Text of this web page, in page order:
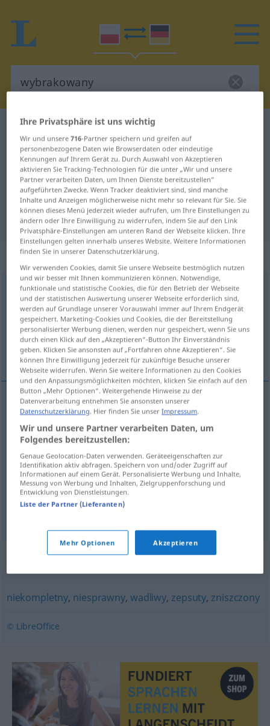
Polnisch-Deutsch Wörterbuch
Polnisch-Deutsch Übersetzung für
"wybrakowany"
"wybrakowany" Deutsch
Übersetzung
„wybrakowany“
wybrakowany
Übersicht aller Übersetzungen
(Für mehr Details die Übersetzung anklicken/antippen)
Ausschussware Mängelexemplar
Beispiele
towarmwybrakowany
Ausschusswaref
egzemplarzmwybrakowany
Mängelexemplarn
Synonyme für "wybrakowany"
niekompletny, niesprawny,wadliwy, zepsuty, zniszczony
© LibreOffice
Ihre Privatsphäre ist uns wichtig
Wir und unsere716-Partner speichern und greifen auf
personenbezogene Daten wie Browserdaten oder eindeutige
Kennungen auf Ihrem Gerät zu. Durch Auswahl von Akzeptieren
aktivieren Sie Tracking-Technologien für die unter „Wir und unsere
Partner verarbeiten Daten, um Ihnen Dienste bereitzustellen“
aufgeführten Zwecke. Wenn Tracker deaktiviert sind, sind manche
Inhalte und Anzeigen möglicherweise nicht mehr so relevant für Sie. Sie
können dieses Menü jederzeit wieder aufrufen, um Ihre Einstellungen zu
ändern oder Ihre Einwilligung zu widerrufen, indem Sie auf den Link
Privatsphäre-Einstellungen am unteren Rand der Webseite klicken. Ihre
Einstellungen gelten innerhalb unseres Website. Weitere Informationen
finden Sie in unserer Datenschutzerklärung.
Wir verwenden Cookies, damit Sie unsere Webseite bestmöglich nutzen
und wir besser mit Ihnen kommunizieren können. Notwendige,
funktionale und statistische Cookies, die für den Betrieb der Webseite
und der statistischen Auswertung unserer Webseite erforderlich sind,
werden auf Grundlage unserer Vorauswahl immer auf Ihrem Endgerät
gespeichert. Marketing-Cookies und Cookies, die der Bereitstellung
personalisierter Werbung dienen, werden nur gespeichert, wenn Sie uns
durch einen Klick auf den „Akzeptieren“-Button Ihr Einverständnis
geben. Klicken Sie ansonsten auf „Fortfahren ohne Akzeptieren“. Sie
können Ihre Einwilligung jederzeit für zukünftige Besuche unserer
Webseite widerrufen. Wenn Sie weitere Informationen zu den Cookies
und den Anpassungsmöglichkeiten möchten, klicken Sie einfach auf den
Button „Mehr Optionen“. Weitergehende Hinweise zu der
Datenverarbeitung entnehmen Sie ansonsten unserer
Datenschutzerklärung. Hier finden Sie unserImpressum.
Wir und unsere Partner verarbeiten Daten, um
Folgendes bereitzustellen:
Genaue Geolocation-Daten verwenden. Geräteeigenschaften zur
Identifikation aktiv abfragen. Speichern von und/oder Zugriff auf
Informationen auf einem Gerät. Personalisierte Werbung und Inhalte,
Messung von Werbung und Inhalten, Zielgruppenforschung und
Entwicklung von Dienstleistungen.
Liste der Partner (Lieferanten)
Mehr Optionen Akzeptieren